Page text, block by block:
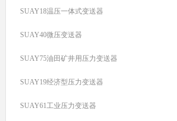
SUAY18温压一体式变送器
SUAY40微压变送器
SUAY75油田矿井用压力变送器
SUAY19经济型压力变送器
SUAY61工业压力变送器